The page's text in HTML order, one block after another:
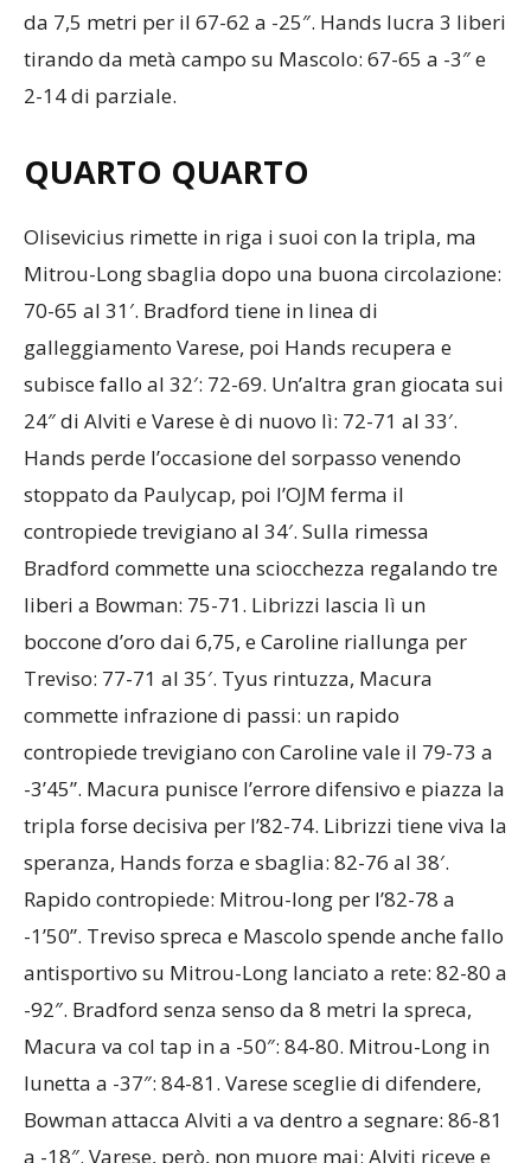
da 7,5 metri per il 67-62 a -25″. Hands lucra 3 liberi
tirando da metà campo su Mascolo: 67-65 a -3″ e
2-14 di parziale.
QUARTO QUARTO
Olisevicius rimette in riga i suoi con la tripla, ma
Mitrou-Long sbaglia dopo una buona circolazione:
70-65 al 31′. Bradford tiene in linea di
galleggiamento Varese, poi Hands recupera e
subisce fallo al 32′: 72-69. Un’altra gran giocata sui
24″ di Alviti e Varese è di nuovo lì: 72-71 al 33′.
Hands perde l’occasione del sorpasso venendo
stoppato da Paulycap, poi l’OJM ferma il
contropiede trevigiano al 34′. Sulla rimessa
Bradford commette una sciocchezza regalando tre
liberi a Bowman: 75-71. Librizzi lascia lì un
boccone d’oro dai 6,75, e Caroline riallunga per
Treviso: 77-71 al 35′. Tyus rintuzza, Macura
commette infrazione di passi: un rapido
contropiede trevigiano con Caroline vale il 79-73 a
-3’45”. Macura punisce l’errore difensivo e piazza la
tripla forse decisiva per l’82-74. Librizzi tiene viva la
speranza, Hands forza e sbaglia: 82-76 al 38′.
Rapido contropiede: Mitrou-long per l’82-78 a
-1’50”. Treviso spreca e Mascolo spende anche fallo
antisportivo su Mitrou-Long lanciato a rete: 82-80 a
-92″. Bradford senza senso da 8 metri la spreca,
Macura va col tap in a -50″: 84-80. Mitrou-Long in
lunetta a -37″: 84-81. Varese sceglie di difendere,
Bowman attacca Alviti a va dentro a segnare: 86-81
a -18″. Varese, però, non muore mai: Alviti riceve e